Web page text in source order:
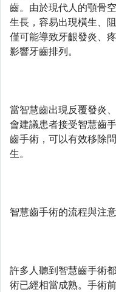
齒。由於現代人的顎骨
生長，容易出現橫生、
僅可能導致牙齦發炎、
影響牙齒排列。
當智慧齒出現反覆發炎
會建議患者接受智慧齒
齒手術，可以有效移除
生。
智慧齒手術的流程與注
許多人聽到智慧齒手術
術已經相當成熟。手術